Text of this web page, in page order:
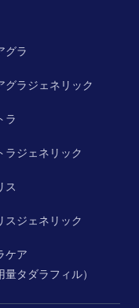
グラ
グラジェネリック
ラ
ラジェネリック
ス
スジェネリック
ケア
量タダラフィル）